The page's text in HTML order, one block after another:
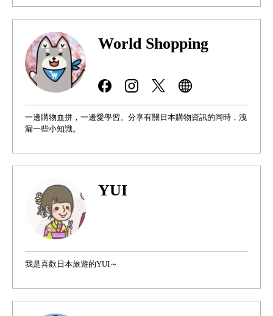
World Shopping
一邊購物血拼，一邊愛學習。分享有關日本購物資訊的同時，洩
漏一些小知識。
YUI
我是喜歡日本旅遊的YUI～